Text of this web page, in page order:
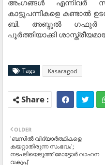
അംഗങ്ങള്‍ എന്നിവര്‍
കാട്ടുപന്നികളെ കണ്ടാല്‍
ബി. അബ്ദുല്‍ ഗഫൂര്‍
പൂര്‍ത്തിയാക്കി
Tags Kasaragod
OLDER
'ബസിൽ വിദ്യാർത്ഥികളെ
കയറ്റാതിരുന്ന സംഭവം';
നടപടിയെടുത്ത് മോട്ടോർ വാഹന
വകുപ്പ്